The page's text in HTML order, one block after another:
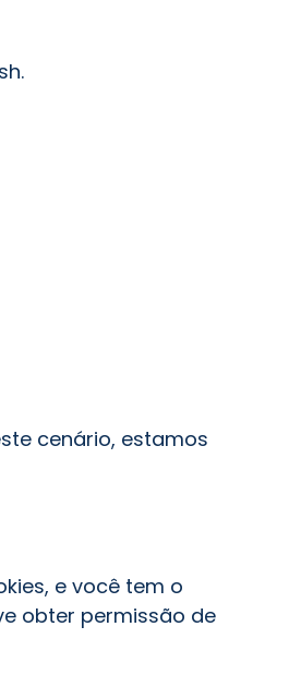
cenário, estamos
e você tem o
obter permissão de